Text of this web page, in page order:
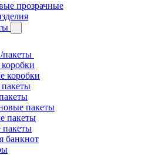
прозрачные
пакеты
коробки
пакеты
пакеты
пакеты
банкнот